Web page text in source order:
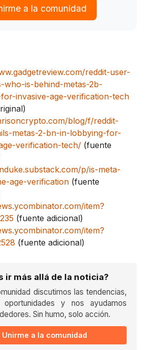
a la comunidad
reddit-user-
who-is-behind-metas-2b-
invasive-age-verification-tech
blog/f/reddit-
metas-2-bn-in-lobbying-for-
verification-tech/ (fuente
p/is-meta-
age-verification (fuente
item?
(fuente adicional)
item?
(fuente adicional)
ir más allá de la noticia?
discutimos las tendencias,
oportunidades y nos ayudamos
Sin humo, solo acción.
Unirme a la comunidad